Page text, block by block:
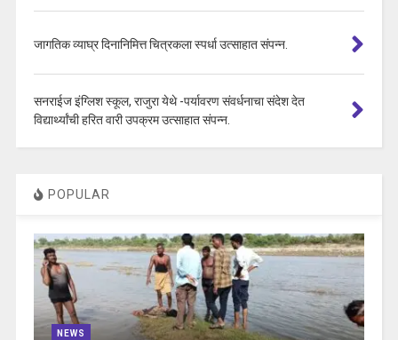
जागतिक व्याघ्र दिनानिमित्त चित्रकला स्पर्धा उत्साहात संपन्न.
सनराईज इंग्लिश स्कूल, राजुरा येथे -पर्यावरण संवर्धनाचा संदेश देत
विद्यार्थ्यांची हरित वारी उपक्रम उत्साहात संपन्न.
POPULAR
NEWS